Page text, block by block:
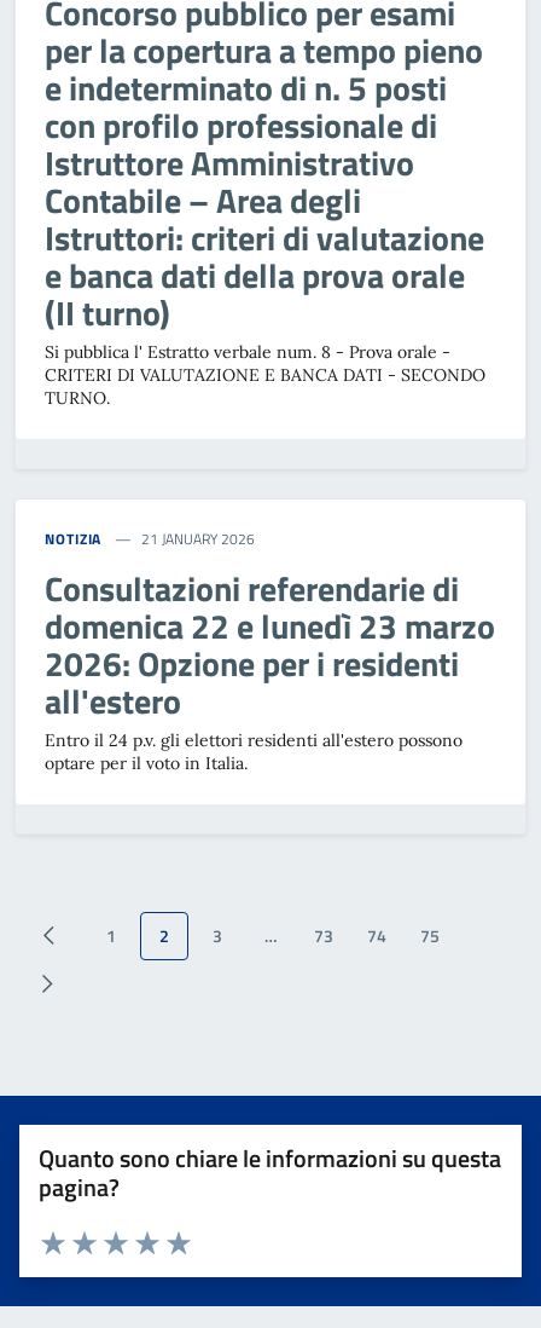
Concorso pubblico per esami
per la copertura a tempo pieno
e indeterminato di n. 5 posti
con profilo professionale di
Istruttore Amministrativo
Contabile – Area degli
Istruttori: criteri di valutazione
e banca dati della prova orale
(II turno)
Si pubblica l' Estratto verbale num. 8 - Prova orale -
CRITERI DI VALUTAZIONE E BANCA DATI - SECONDO
TURNO.
NOTIZIA 21 JANUARY 2026
Consultazioni referendarie di
domenica 22 e lunedì 23 marzo
2026: Opzione per i residenti
all'estero
Entro il 24 p.v. gli elettori residenti all'estero possono
optare per il voto in Italia.
1 2 3 … 73 74 75
Quanto sono chiare le informazioni su questa
pagina?
Valuta da 1 a 5 stelle la pagina
Valuta 5 stelle su 5
Valuta 4 stelle su 5
Valuta 3 stelle su 5
Valuta 2 stelle su 5
Valuta 1 stelle su 5